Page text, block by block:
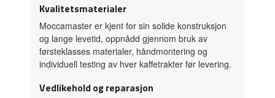
Kvalitetsmaterialer
Moccamaster er kjent for sin solide konstruksjon
og lange levetid, oppnådd gjennom bruk av
førsteklasses materialer, håndmontering og
individuell testing av hver kaffetrakter før levering.
Vedlikehold og reparasjon